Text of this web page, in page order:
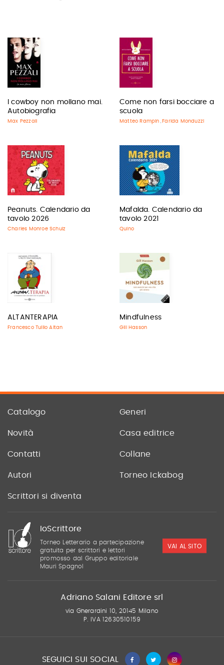
I cowboy non mollano mai.
Autobiografia
Max Pezzali
Come non farsi bocciare a
scuola
Matteo Rampin , Farida Monduzzi
Peanuts. Calendario da
tavolo 2026
Charles Monroe Schulz
Mafalda. Calendario da
tavolo 2021
Quino
ALTANTERAPIA
Francesco Tullio Altan
Mindfulness
Gill Hasson
Catalogo Generi
Novità Casa editrice
Contatti Collane
Autori Torneo Ickabog
Scrittori si diventa
IoScrittore
Torneo Letterario a partecipazione
gratuita per scrittori e lettori
promosso dal Gruppo editoriale
Mauri Spagnol
VAI AL SITO
Adriano Salani Editore srl
via Gherardini 10, 20145 Milano
P. IVA 12630510159
SEGUICI SUI SOCIAL